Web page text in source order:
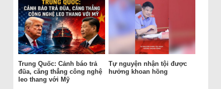
Trung Quốc: Cảnh báo trả
đũa, căng thẳng công nghệ
leo thang với Mỹ
Tự nguyện nhận tội được
hưởng khoan hồng